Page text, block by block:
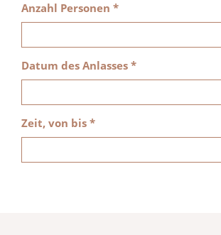
Anzahl Personen *
Datum des Anlasses *
Zeit, von bis *